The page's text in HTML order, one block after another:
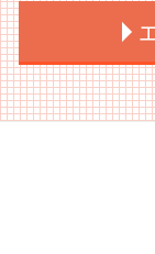
上場準備
上場準備
上場支援
上場後
会社設立
会社設立
会社設立
決算月 決
会社設立
税務申告
税務申告
税務申告
税務申告
補助金 入
補助金 ス
補助金 ポ
補助金 ポ
事業計画
事業計画
事業計画
事業計画
事業計画
渋谷区 会
渋谷区 補
渋谷区 事